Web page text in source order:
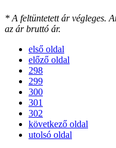
* A feltüntetett ár végleges.
az ár bruttó ár.
első oldal
előző oldal
298
299
300
301
302
következő oldal
utolsó oldal